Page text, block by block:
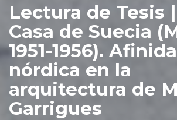
Lectura de Tesis
Casa de Suecia
1951-1956).
nórdica en la
arquitectura de
Garrigues